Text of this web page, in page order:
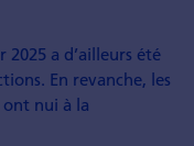
a d’ailleurs été
En revanche, les
nui à la